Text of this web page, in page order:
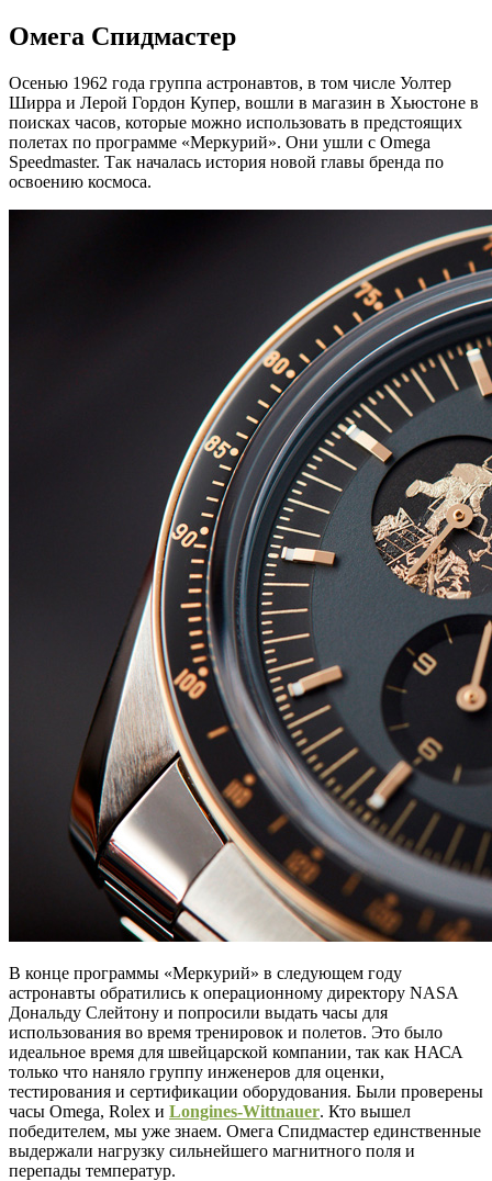
Омега Спидмастер
Осенью 1962 года группа астронавтов, в том числе Уолтер
Ширра и Лерой Гордон Купер, вошли в магазин в Хьюстоне в
поисках часов, которые можно использовать в предстоящих
полетах по программе «Меркурий». Они ушли с Omega
Speedmaster. Так началась история новой главы бренда по
освоению космоса.
В конце программы «Меркурий» в следующем году
астронавты обратились к операционному директору NASA
Дональду Слейтону и попросили выдать часы для
использования во время тренировок и полетов. Это было
идеальное время для швейцарской компании, так как НАСА
только что наняло группу инженеров для оценки,
тестирования и сертификации оборудования. Были проверены
часы Omega, Rolex и Longines-Wittnauer. Кто вышел
победителем, мы уже знаем. Омега Спидмастер единственные
выдержали нагрузку сильнейшего магнитного поля и
перепады температур.